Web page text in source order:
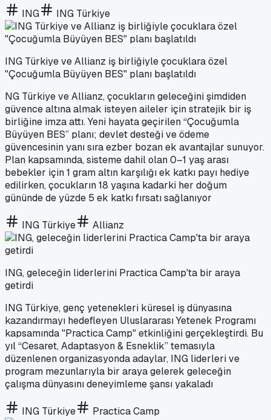
ING ING Türkiye
ING Türkiye ve Allianz iş birliğiyle çocuklara özel
"Çocuğumla Büyüyen BES" planı başlatıldı
NG Türkiye ve Allianz, çocukların geleceğini şimdiden
güvence altına almak isteyen aileler için stratejik bir iş
birliğine imza attı. Yeni hayata geçirilen “Çocuğumla
Büyüyen BES” planı; devlet desteği ve ödeme
güvencesinin yanı sıra ezber bozan ek avantajlar sunuyor.
Plan kapsamında, sisteme dahil olan 0–1 yaş arası
bebekler için 1 gram altın karşılığı ek katkı payı hediye
edilirken, çocukların 18 yaşına kadarki her doğum
gününde de yüzde 5 ek katkı fırsatı sağlanıyor
ING Türkiye Allianz
ING, geleceğin liderlerini Practica Camp'ta bir araya
getirdi
ING Türkiye, genç yetenekleri küresel iş dünyasına
kazandırmayı hedefleyen Uluslararası Yetenek Programı
kapsamında "Practica Camp" etkinliğini gerçekleştirdi. Bu
yıl “Cesaret, Adaptasyon & Esneklik” temasıyla
düzenlenen organizasyonda adaylar, ING liderleri ve
program mezunlarıyla bir araya gelerek geleceğin
çalışma dünyasını deneyimleme şansı yakaladı
ING Türkiye Practica Camp